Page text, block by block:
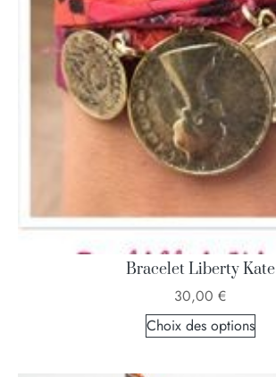
Bracelet Liberty Kate
30,00 €
Choix des options